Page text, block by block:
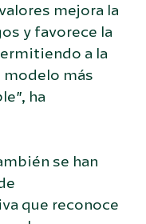
mejora la
y favorece la
a la
modelo más
ha
se han
que reconoce